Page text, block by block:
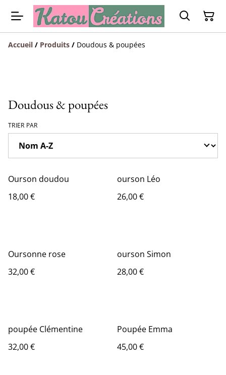
Accueil / Produits / Doudous & poupées
Doudous & poupées
TRIER PAR
Ourson doudou
18,00 €
ourson Léo
26,00 €
Oursonne rose
32,00 €
ourson Simon
28,00 €
poupée Clémentine
32,00 €
Poupée Emma
45,00 €